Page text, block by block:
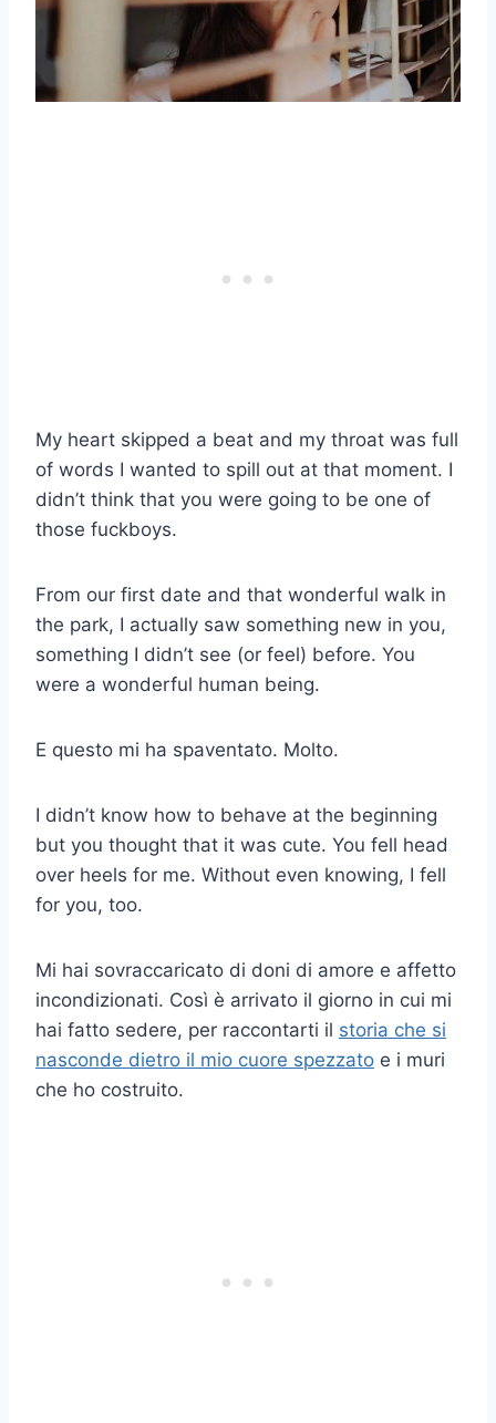
My heart skipped a beat and my throat was full
of words I wanted to spill out at that moment. I
didn’t think that you were going to be one of
those fuckboys.
From our first date and that wonderful walk in
the park, I actually saw something new in you,
something I didn’t see (or feel) before. You
were a wonderful human being.
E questo mi ha spaventato. Molto.
I didn’t know how to behave at the beginning
but you thought that it was cute. You fell head
over heels for me. Without even knowing, I fell
for you, too.
Mi hai sovraccaricato di doni di amore e affetto
incondizionati. Così è arrivato il giorno in cui mi
hai fatto sedere, per raccontarti il storia che si
nasconde dietro il mio cuore spezzato e i muri
che ho costruito.